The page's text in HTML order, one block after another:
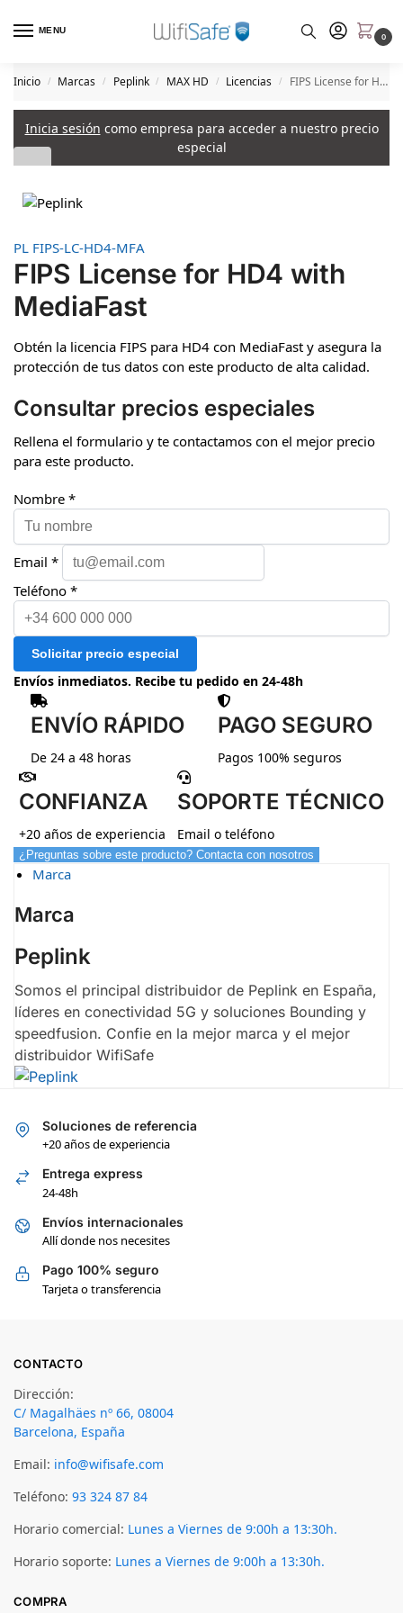
MENU
0
Inicio / Marcas / Peplink / MAX HD / Licencias / FIPS License for HD4 with MediaFast
Inicia sesión como empresa para acceder a nuestro precio
especial
PL FIPS-LC-HD4-MFA
FIPS License for HD4 with
MediaFast
Obtén la licencia FIPS para HD4 con MediaFast y asegura la
protección de tus datos con este producto de alta calidad.
Consultar precios especiales
Rellena el formulario y te contactamos con el mejor precio
para este producto.
Nombre *
Email *
Teléfono *
Solicitar precio especial
Envíos inmediatos. Recibe tu pedido en 24-48h
ENVÍO RÁPIDO
De 24 a 48 horas
PAGO SEGURO
Pagos 100% seguros
CONFIANZA
+20 años de experiencia
SOPORTE TÉCNICO
Email o teléfono
¿Preguntas sobre este producto? Contacta con nosotros
Marca
Marca
Peplink
Somos el principal distribuidor de Peplink en España,
líderes en conectividad 5G y soluciones Bounding y
speedfusion. Confie en la mejor marca y el mejor
distribuidor WifiSafe
Soluciones de referencia
+20 años de experiencia
Entrega express
24-48h
Envíos internacionales
Allí donde nos necesites
Pago 100% seguro
Tarjeta o transferencia
CONTACTO
Dirección:
C/ Magalhäes nº 66, 08004
Barcelona, España
Email: info@wifisafe.com
Teléfono: 93 324 87 84
Horario comercial: Lunes a Viernes de 9:00h a 13:30h.
Horario soporte: Lunes a Viernes de 9:00h a 13:30h.
COMPRA